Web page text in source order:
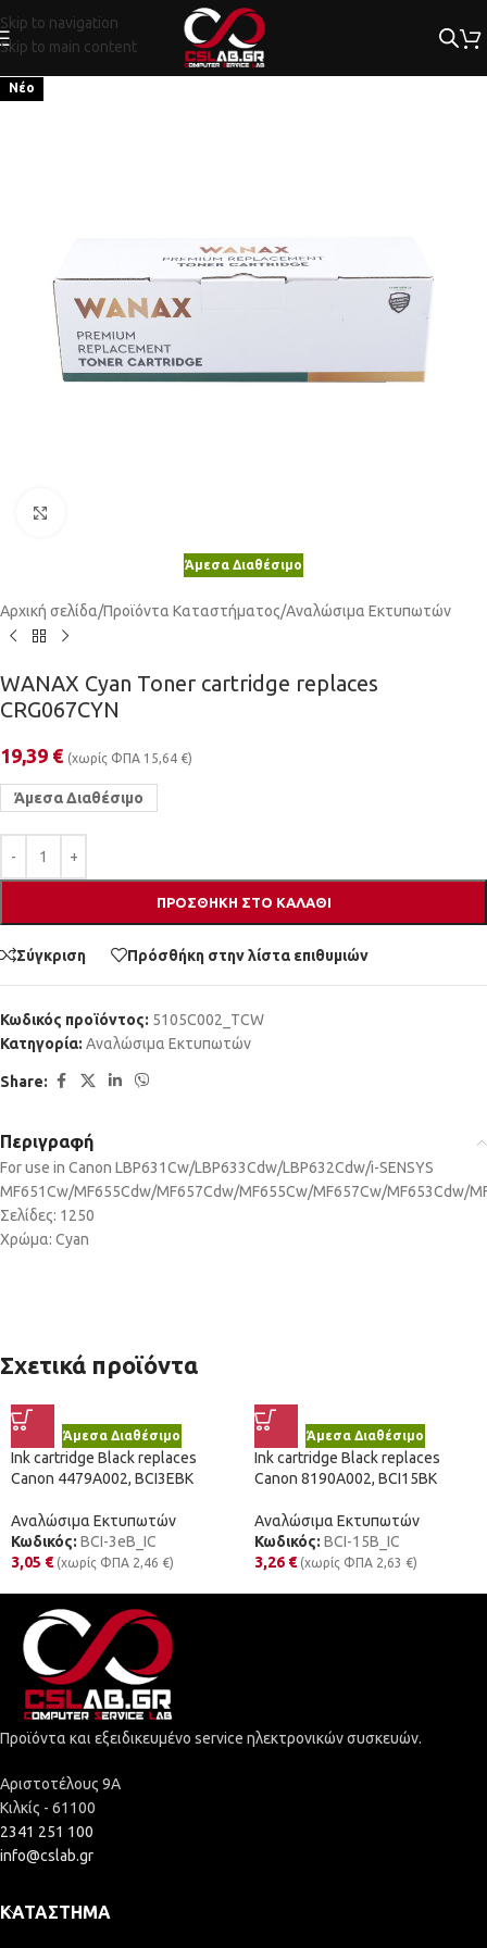
Skip to navigation
Skip to main content
Νέο
Άμεσα Διαθέσιμο
Αρχική σελίδα/Προϊόντα Καταστήματος/Αναλώσιμα Εκτυπωτών
WANAX Cyan Toner cartridge replaces
CRG067CYN
19,39 € (χωρίς ΦΠΑ 15,64 €)
Άμεσα Διαθέσιμο
ΠΡΟΣΘΉΚΗ ΣΤΟ ΚΑΛΆΘΙ
Σύγκριση Πρόσθήκη στην λίστα επιθυμιών
Κωδικός προϊόντος: 5105C002_TCW
Κατηγορία: Αναλώσιμα Εκτυπωτών
Share:
Περιγραφή
For use in Canon LBP631Cw/LBP633Cdw/LBP632Cdw/i-SENSYS
MF651Cw/MF655Cdw/MF657Cdw/MF655Cw/MF657Cw/MF653Cdw/
Σελίδες: 1250
Χρώμα: Cyan
Σχετικά προϊόντα
Άμεσα Διαθέσιμο
Ink cartridge Black replaces
Canon 4479A002, BCI3EBK
Αναλώσιμα Εκτυπωτών
Κωδικός: BCI-3eB_IC
3,05 € (χωρίς ΦΠΑ 2,46 €)
Άμεσα Διαθέσιμο
Ink cartridge Black replaces
Canon 8190A002, BCI15BK
Αναλώσιμα Εκτυπωτών
Κωδικός: BCI-15B_IC
3,26 € (χωρίς ΦΠΑ 2,63 €)
Προϊόντα και εξειδικευμένο service ηλεκτρονικών συσκευών.
Αριστοτέλους 9Α
Κιλκίς - 61100
2341 251 100
info@cslab.gr
ΚΑΤΆΣΤΗΜΑ